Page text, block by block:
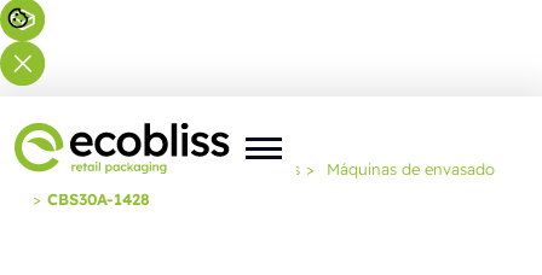
Usted está aquí: Inicio Soluciones >
Máquinas de envasado
> CBS30A-1428